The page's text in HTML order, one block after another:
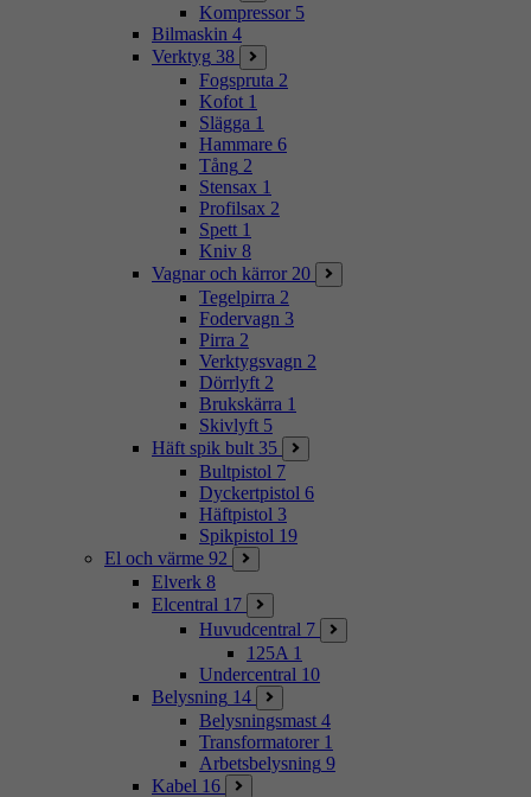
Kompressor 5
Bilmaskin 4
Verktyg 38
Fogspruta 2
Kofot 1
Slägga 1
Hammare 6
Tång 2
Stensax 1
Profilsax 2
Spett 1
Kniv 8
Vagnar och kärror 20
Tegelpirra 2
Fodervagn 3
Pirra 2
Verktygsvagn 2
Dörrlyft 2
Brukskärra 1
Skivlyft 5
Häft spik bult 35
Bultpistol 7
Dyckertpistol 6
Häftpistol 3
Spikpistol 19
El och värme 92
Elverk 8
Elcentral 17
Huvudcentral 7
125A 1
Undercentral 10
Belysning 14
Belysningsmast 4
Transformatorer 1
Arbetsbelysning 9
Kabel 16